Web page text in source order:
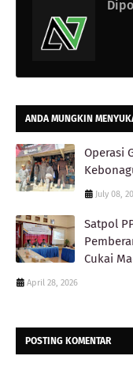
ANDA MUNGKIN
Operasi
July 08,
Satpol
Cukai
April 28, 2026
POSTING KOMENTAR